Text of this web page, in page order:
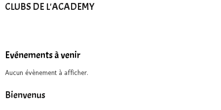
CLUBS DE L'ACADEMY
Evénements à venir
Aucun évènement à afficher.
Bienvenus